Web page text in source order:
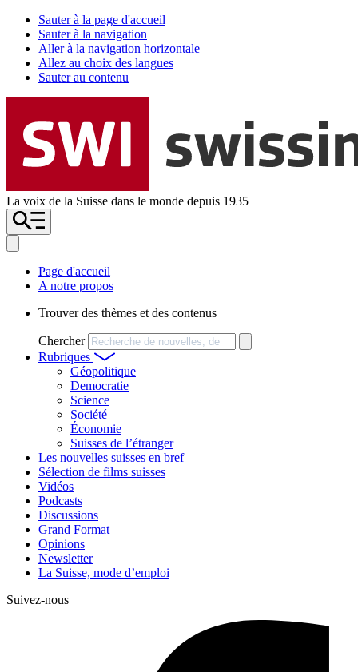
Sauter à la page d'accueil
Sauter à la navigation
Aller à la navigation horizontale
Allez au choix des langues
Sauter au contenu
La voix de la Suisse dans le monde depuis 1935
Page d'accueil
A notre propos
Trouver des thèmes et des contenus
Chercher
Rubriques
Géopolitique
Democratie
Science
Société
Économie
Suisses de l’étranger
Les nouvelles suisses en bref
Sélection de films suisses
Vidéos
Podcasts
Discussions
Grand Format
Opinions
Newsletter
La Suisse, mode d’emploi
Suivez-nous